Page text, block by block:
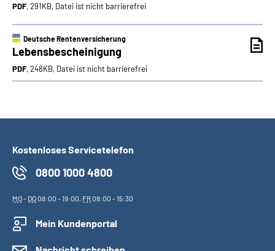
PDF, 291KB, Datei ist nicht barrierefrei
Deutsche Rentenversicherung
Lebensbescheinigung
PDF, 248KB, Datei ist nicht barrierefrei
Kostenloses Servicetelefon
0800 1000 4800
MO- DO08:00 - 19:00, FR08:00 - 15:30
Mein Kundenportal